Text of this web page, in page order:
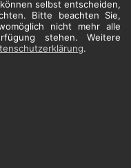
selbst entscheiden,
Bitte beachten Sie,
nicht mehr alle
stehen. Weitere
.